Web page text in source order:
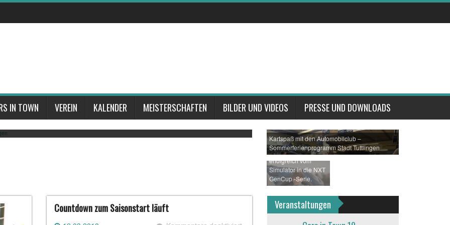
IN TOWN VEREIN KALENDER MEISTERSCHAFTEN BILDER UND VIDEOS PRESSE UND DOWNLOADS
– Sommerferienprogramm
23 Jugendliche konnten an unserem Kartspaß auf der Kartbahn in Rottweil
Job gemacht. Alle Jugendlichen hatten ausgiebig Zeit in den drei Turns die Fahrpraxis im
vor allem den praktischem Teil ausgiebig zu nutzen. Um dann auf der Kartbahn
Kartspaß mit den Automobilclub –
Sommerferienprogramm Stadt Tuttlingen
Sean Terre startet
erfolgreich vom
Simulator in die NXT
GenCup -Serie.
Countdown zum Saisonstart läuft
Veranstaltungen